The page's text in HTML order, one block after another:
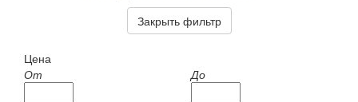
Закрыть фильтр
Цена
От
До